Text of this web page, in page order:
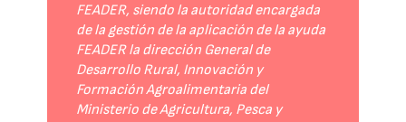
FEADER, siendo la autoridad encargada
de la gestión de la aplicación de la ayuda
FEADER la dirección General de
Desarrollo Rural, Innovación y
Formación Agroalimentaria del
Ministerio de Agricultura, Pesca y